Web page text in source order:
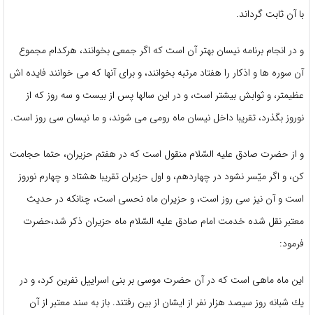
با آن ثابت گرداند.
و در انجام برنامه نيسان بهتر آن است كه اگر جمعى بخوانند، هركدام مجموع‏
آن سوره‏ ها و اذكار را هفتاد مرتبه بخوانند، و براى آنها كه مى‏ خوانند فايده‏ اش
عظيم‏تر، و ثوابش بيشتر است، و در اين سالها پس از بيست‏ و سه روز كه از
نوروز بگذرد، تقريبا داخل نيسان ماه رومى مى‏ شوند، و ما نيسان سى روز است.
و از حضرت صادق عليه السّلام‏ منقول است كه در هفتم حزيران، حتما حجامت
كن، و اگر ميّسر نشود در چهاردهم، و اول حزيران تقريبا هشتاد و چهارم نوروز
است‏ و آن نيز سى روز است، و حزيران ماه نحسى است، چنان‏كه در حديث
معتبر نقل شده خدمت امام صادق عليه السّلام ماه حزيران ذكر شد،حضرت
فرمود:
اين ماه ماهى است كه در آن حضرت موسى بر بنى اسراييل نفرين كرد، و در
يك شبانه روز سيصد هزار نفر از ايشان از بين رفتند. باز به سند معتبر از آن